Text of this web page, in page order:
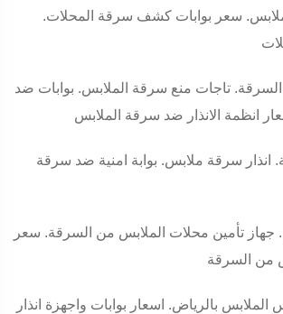
سعر بوابات كشف سرقة المحلات.
تاجات منع سرقة الملابس. بوابات ضد
سرقة ملابس. بوابة امنية ضد سرقة
جهاز تأمين محلات الملابس من السرقة. سعر
بالرياض. اسعار بوابات واجهزة انذار